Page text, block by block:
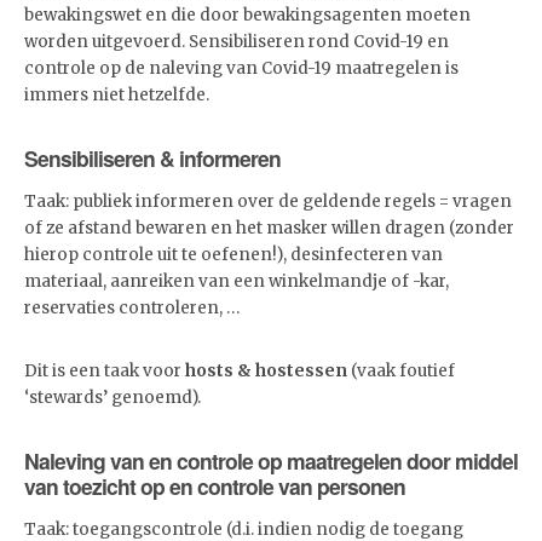
bewakingswet en die door bewakingsagenten moeten
worden uitgevoerd. Sensibiliseren rond Covid-19 en
controle op de naleving van Covid-19 maatregelen is
immers niet hetzelfde.
Sensibiliseren & informeren
Taak: publiek informeren over de geldende regels = vragen
of ze afstand bewaren en het masker willen dragen (zonder
hierop controle uit te oefenen!), desinfecteren van
materiaal, aanreiken van een winkelmandje of -kar,
reservaties controleren, …
Dit is een taak voor hosts & hostessen (vaak foutief
‘stewards’ genoemd).
Naleving van en controle op maatregelen door middel
van toezicht op en controle van personen
Taak: toegangscontrole (d.i. indien nodig de toegang